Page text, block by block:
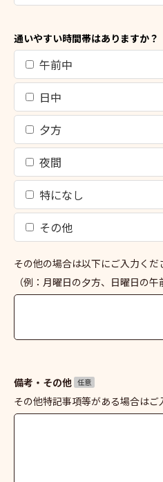
通いやすい時間帯はありますか？
午前中
日中
夕方
夜間
特になし
その他
その他の場合は以下にご入力くだ
（例：月曜日の夕方、日曜日の午
備考・その他 任意
その他特記事項等がある場合はご